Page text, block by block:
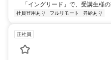
「イングリード」で、受講生様
社員登用あり フルリモート 昇給あり
正社員